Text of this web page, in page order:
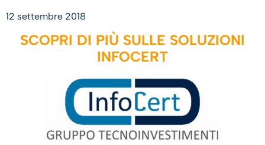
12 settembre 2018
SCOPRI DI PIÙ SULLE SOLUZIONI
INFOCERT